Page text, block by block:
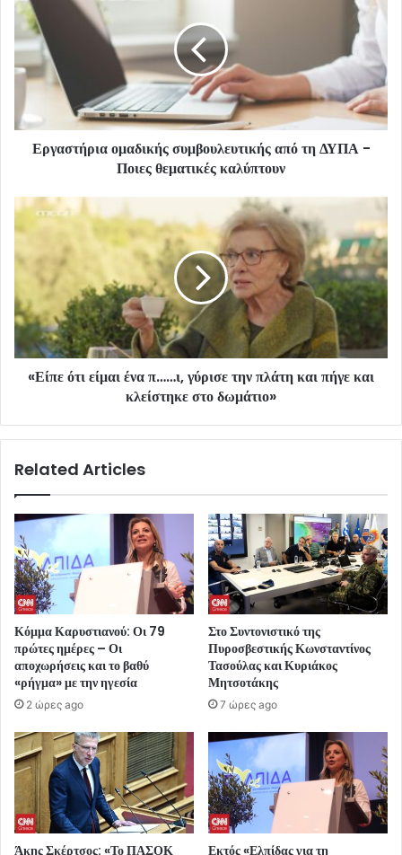
Εργαστήρια ομαδικής συμβουλευτικής από τη ΔΥΠΑ -
Ποιες θεματικές καλύπτουν
«Είπε ότι είμαι ένα π……ι, γύρισε την πλάτη και πήγε και
κλείστηκε στο δωμάτιο»
Related Articles
Κόμμα Καρυστιανού: Οι 79
πρώτες ημέρες – Οι
αποχωρήσεις και το βαθύ
«ρήγμα» με την ηγεσία
2 ώρες ago
Στο Συντονιστικό της
Πυροσβεστικής Κωνσταντίνος
Τασούλας και Κυριάκος
Μητσοτάκης
7 ώρες ago
Άκης Σκέρτσος: «Το ΠΑΣΟΚ
Εκτός «Ελπίδας για τη